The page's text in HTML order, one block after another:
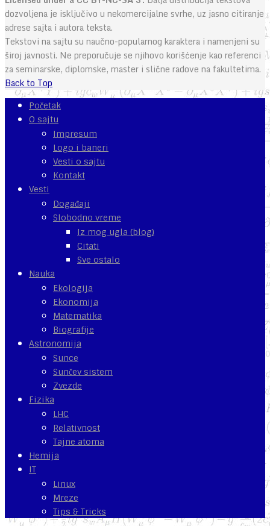
dozvoljena je isključivo u nekomercijalne svrhe, uz jasno citiranje
adrese sajta i autora teksta.
Tekstovi na sajtu su naučno-popularnog karaktera i namenjeni su
široj javnosti. Ne preporučuje se njihovo korišćenje kao referenci
za seminarske, diplomske, master i slične radove na fakultetima.
Back to Top
Početak
O sajtu
Impresum
Logo i baneri
Vesti o sajtu
Kontakt
Vesti
Događaji
Slobodno vreme
Iz mog ugla (blog)
Citati
Sve ostalo
Nauka
Ekologija
Ekonomija
Matematika
Biografije
Astronomija
Sunce
Sunčev sistem
Zvezde
Fizika
LHC
Relativnost
Tajne atoma
Hemija
IT
Linux
Mreze
Tips & Tricks